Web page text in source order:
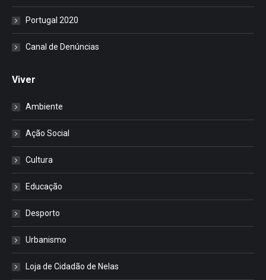
Portugal 2020
Canal de Denúncias
Viver
Ambiente
Ação Social
Cultura
Educação
Desporto
Urbanismo
Loja de Cidadão de Nelas